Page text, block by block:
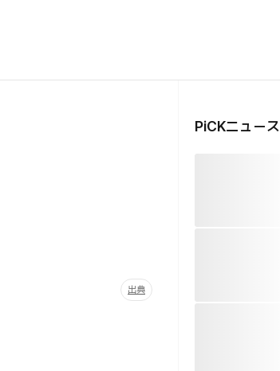
出典
PiCKニュース